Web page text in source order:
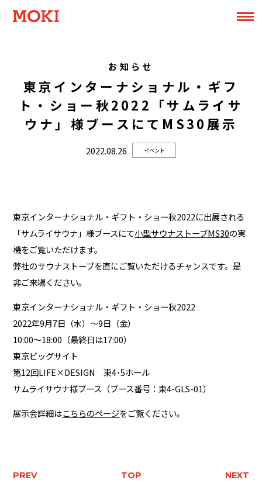
お知らせ
東京インターナショナル・ギフ
ト・ショー秋2022「サムライサ
ウナ」様ブースにてMS30展示
2022.08.26 イベント
東京インターナショナル・ギフト・ショー秋2022に出展される
「サムライサウナ」様ブースにて小型サウナストーブMS30の実
機をご覧いただけます。
弊社のサウナストーブを直にご覧いただけるチャンスです。是
非ご来場ください。
東京インターナショナル・ギフト・ショー秋2022
2022年9月7日（水）～9日（金）
10:00～18:00（最終日は17:00）
東京ビッグサイト
第12回LIFE×DESIGN 東4･5ホール
サムライサウナ様ブース（ブース番号：東4-GLS-01）
展示会詳細はこちらのページをご覧ください。
PREV TOP NEXT